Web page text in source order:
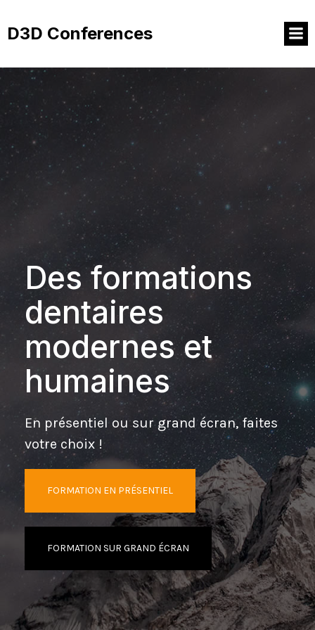
contenu
D3D Conferences
Des formations
dentaires
modernes et
humaines
En présentiel ou sur grand écran, faites
votre choix !
FORMATION EN PRÉSENTIEL
FORMATION SUR GRAND ÉCRAN